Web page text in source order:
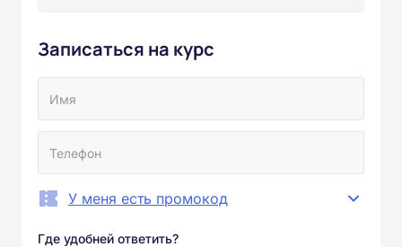
Записаться на курс
У меня есть промокод
Где удобней ответить?